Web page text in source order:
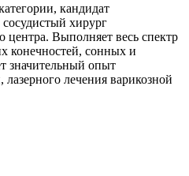
кандидат
хирург
центра. Выполняет весь спектр
конечностей, сонных и
значительный опыт
лечения варикозной